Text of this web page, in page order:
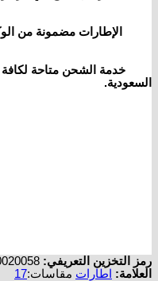
الإطارات مضمونة من
خدمة الشحن متاحة لكافة
السعودية.
رمز التخزين التعريفي:
العلامة: اطارات مقاسات:17